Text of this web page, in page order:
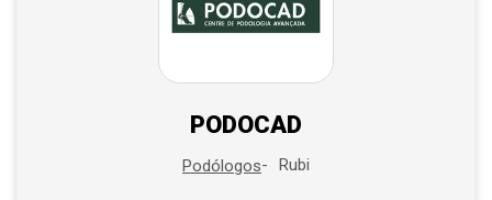
PODOCAD
Podólogos Rubi